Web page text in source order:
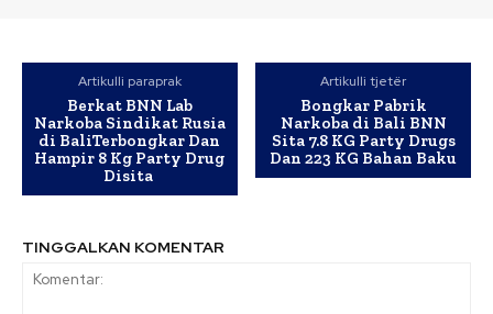
Artikulli paraprak
Berkat BNN Lab
Narkoba Sindikat Rusia
di BaliTerbongkar Dan
Hampir 8 Kg Party Drug
Disita
Artikulli tjetër
Bongkar Pabrik
Narkoba di Bali BNN
Sita 7.8 KG Party Drugs
Dan 223 KG Bahan Baku
TINGGALKAN KOMENTAR